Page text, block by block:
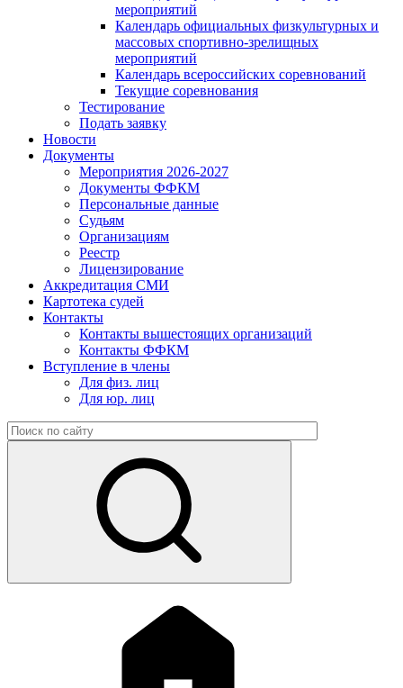
мероприятий
Календарь официальных физкультурных и
массовых спортивно-зрелищных
мероприятий
Календарь всероссийских соревнований
Текущие соревнования
Тестирование
Подать заявку
Новости
Документы
Мероприятия 2026-2027
Документы ФФКМ
Персональные данные
Судьям
Организациям
Реестр
Лицензирование
Аккредитация СМИ
Картотека судей
Контакты
Контакты вышестоящих организаций
Контакты ФФКМ
Вступление в члены
Для физ. лиц
Для юр. лиц